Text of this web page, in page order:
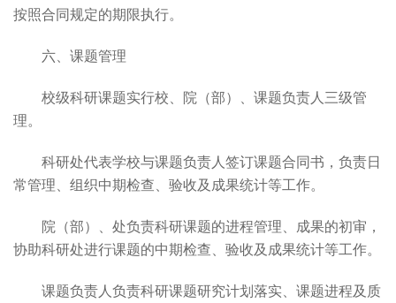
按照合同规定的期限执行。
六、课题管理
校级科研课题实行校、院（部）、课题负责人三级管
理。
科研处代表学校与课题负责人签订课题合同书，负责日
常管理、组织中期检查、验收及成果统计等工作。
院（部）、处负责科研课题的进程管理、成果的初审，
协助科研处进行课题的中期检查、验收及成果统计等工作。
课题负责人负责科研课题研究计划落实、课题进程及质